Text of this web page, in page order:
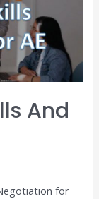
And
for